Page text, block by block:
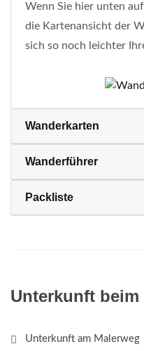
Wenn Sie hier unten
die Kartenansicht der
sich so noch leichter
Wanderkarten
Wanderführer
Packliste
Unterkunft beim
Unterkunft am Malerweg